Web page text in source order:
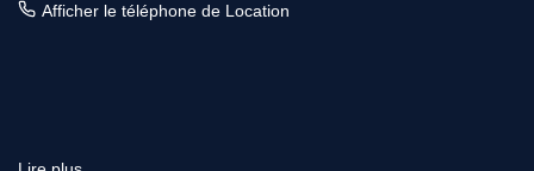
Afficher le téléphone de Location